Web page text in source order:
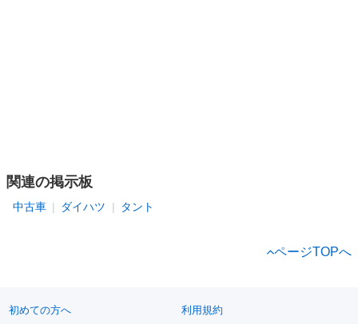
関連の掲示板
中古車 ダイハツ タント
ページTOPへ
初めての方へ 利用規約